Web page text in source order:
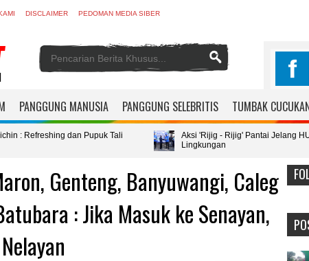
DISCLAIMER PEDOMAN MEDIA SIBER
76.098
Fans
PANGGUNG MANUSIA PANGGUNG SELEBRITIS TUMBAK
dan Pupuk Tali
Aksi 'Rijig - Rijig' Pantai Jelang HUT ke - 25
Lingkungan
Genteng, Banyuwangi, Caleg
: Jika Masuk ke Senayan,